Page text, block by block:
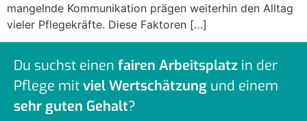
mangelnde Kommunikation prägen weiterhin den Alltag
vieler Pflegekräfte. Diese Faktoren […]
Du suchst einen fairen Arbeitsplatz in der
Pflege mitviel Wertschätzung und einem
sehr guten Gehalt?